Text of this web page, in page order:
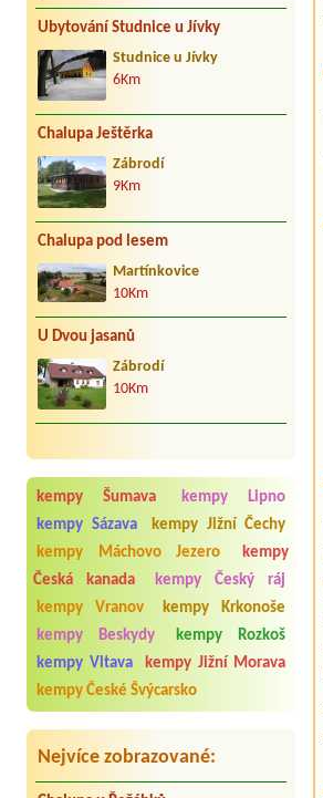
Ubytování Studnice u Jívky
Studnice u Jívky
6Km
Chalupa Ještěrka
Zábrodí
9Km
Chalupa pod lesem
Martínkovice
10Km
U Dvou jasanů
Zábrodí
10Km
kempy Šumava
kempy Lipno
kempy Sázava
kempy Jižní Čechy
kempy Máchovo Jezero
kempy
Česká kanada
kempy Český ráj
kempy Vranov
kempy Krkonoše
kempy Beskydy
kempy Rozkoš
kempy Vltava
kempy Jižní Morava
kempy České Švýcarsko
Nejvíce zobrazované: